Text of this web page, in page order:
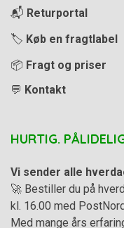
📬 Returportal
🏷️ Køb en fragtlabel
📦 Fragt og priser
💬 Kontakt
HURTIG.
Vi sender alle
🚀 Bestiller du på
kl. 16.00 med
Med mange års